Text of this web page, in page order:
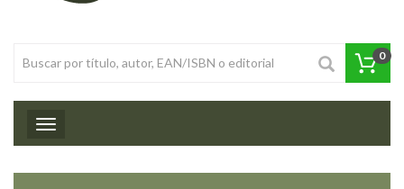
0
Toggle navigation